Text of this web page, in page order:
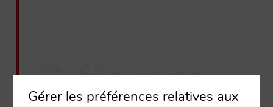
Différent
Gérer les préférences relatives aux